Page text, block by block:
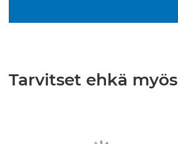
Tarvitset ehkä myös